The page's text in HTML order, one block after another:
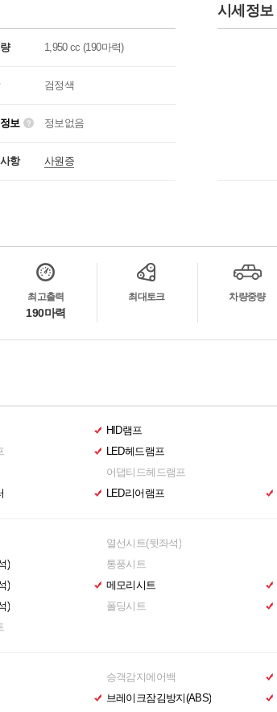
1,950 cc (190마력)
검정색
보 정보없음
항 사원증
시세정보
최고출력
190마력
최대토크 차량중량
HID램프
LED헤드램프
어댑티드헤드램프
LED리어램프
)
)
)
열선시트(뒷좌석)
통풍시트
메모리시트
폴딩시트
승객감지에어백
브레이크잠김방지(ABS)